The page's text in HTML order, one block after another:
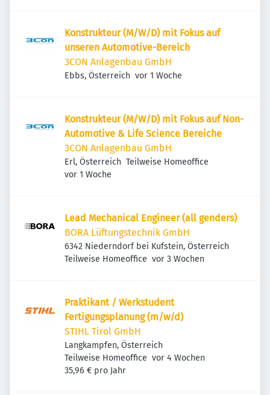
Konstrukteur (M/W/D) mit Fokus auf
unseren Automotive-Bereich
3CON Anlagenbau GmbH
Ebbs, Österreich Veröffentlicht
vor 1 Woche
Konstrukteur (M/W/D) mit Fokus auf Non-
Automotive & Life Science Bereiche
3CON Anlagenbau GmbH
Erl, Österreich Teilweise Homeoffice
Veröffentlicht
vor 1 Woche
Lead Mechanical Engineer (all genders)
BORA Lüftungstechnik GmbH
6342 Niederndorf bei Kufstein, Österreich
Teilweise Homeoffice Veröffentlicht
vor 3 Wochen
Praktikant / Werkstudent
Fertigungsplanung (m/w/d)
STIHL Tirol GmbH
Langkampfen, Österreich
Teilweise Homeoffice Veröffentlicht
vor 4 Wochen
35,96 € pro Jahr